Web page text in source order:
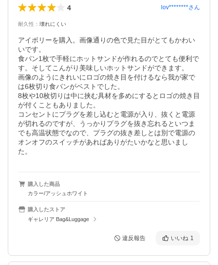
4 lov********さん
耐久性 ： 壊れにくい
アイボリーを購入。画像通りの色で見た目がとてもかわい
いです。
食パン1枚で手軽にホットサンドが作れるのでとても便利で
す。そしてこんがり美味しいホットサンドができます。
画像のようにきれいにロゴの焼き目を付けるなら我が家で
は6枚切り食パンがベストでした。
8枚や10枚切りは中に挟む具材を多めにするとロゴの焼き目
が付くこともありました。
コンセントにプラグを差し込むと電源が入り、抜くと電源
が切れるのですが、うっかりプラグを抜き忘れるといつま
でも高温状態でなので、プラグの抜き差しとは別で電源の
オンオフのスイッチがあればありがたいかなと思いまし
た。
購入した商品
カラー/アッシュホワイト
購入したストア
ギャレリア Bag&Luggage
違反報告 いいね 1